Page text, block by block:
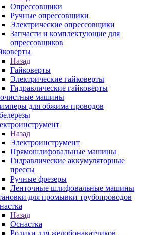
Опрессовщики
Ручные опрессовщики
Электрические опрессовщики
Запчасти и комплектующие для
опрессовщиков
Назад
Гайковерты
Электрические гайковерты
Гидравлические гайковерты
машины
для обжима проводов
Назад
Электроинструмент
Прямошлифовальные машины
Гидравлические аккумуляторные
прессы
Ручные фрезеры
Ленточные шлифовальные машины
для промывки трубопроводов
Назад
Оснастка
Ролики для желобонакатчиков